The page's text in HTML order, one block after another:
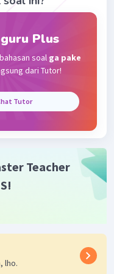
Plus
soal ga pake
dari Tutor!
Tutor
Teacher
lho.